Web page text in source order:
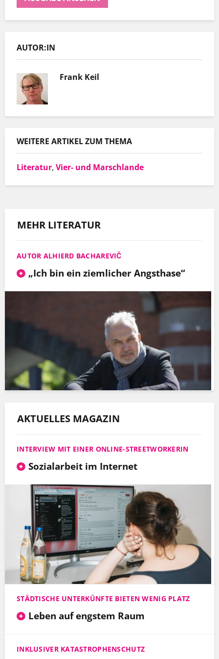
AUTOR:IN
Frank Keil
WEITERE ARTIKEL ZUM THEMA
Literatur, Vier- und Marschlande
Spinne teilt nicht nur Kaffee aus, sondern
auch mal einen Spruch.
MEHR INFOS
MEHR LITERATUR
AUTOR ALHIERD BACHAREVIČ
„Ich bin ein ziemlicher Angsthase“
AKTUELLES MAGAZIN
INTERVIEW MIT EINER ONLINE-STREETWORKERIN
Sozialarbeit im Internet
STÄDTISCHE UNTERKÜNFTE BIETEN WENIG PLATZ
Leben auf engstem Raum
INKLUSIVER KATASTROPHENSCHUTZ